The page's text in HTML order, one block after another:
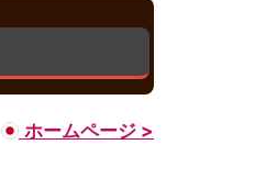
ホームページ >